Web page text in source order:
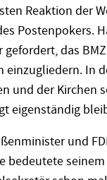
Reaktion der
Postenpokers.
gefordert, das
einzugliedern. In
und der Kirchen
eigenständig
und
bedeutete